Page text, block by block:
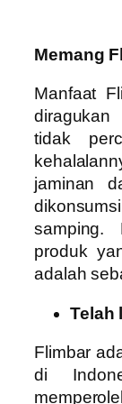
Memang
Manfaat
tidak
jaminan
samping.
produk
adalah
Telah
Flimbar
di